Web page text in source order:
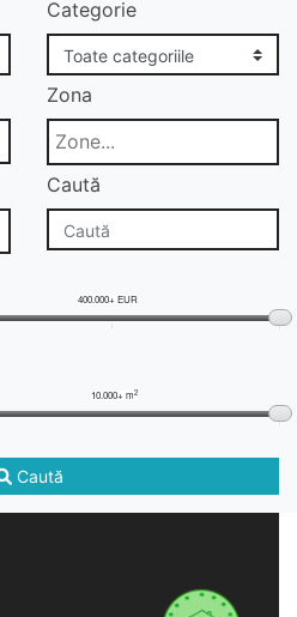
Categorie
Zona
Caută
400.000+ EUR
10.000+ m2
Caută